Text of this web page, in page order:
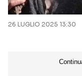
26 LUGLIO 2025 13:30